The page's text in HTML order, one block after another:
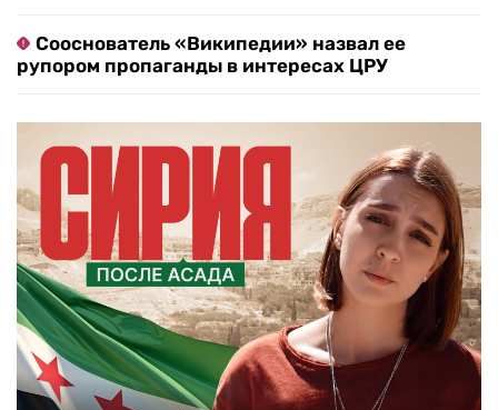
Сооснователь «Википедии» назвал ее
рупором пропаганды в интересах ЦРУ